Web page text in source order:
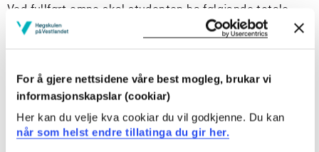
For å gjere nettsidene våre best mogleg, brukar vi
informasjonskapslar (cookiar)
Her kan du velje kva cookiar du vil godkjenne. Du kan
når som helst endre tillatinga du gir her.
Ved fullført emne skal studenten ha følgjande totale
læringsutbyte:
Kandidaten
har djupnekunnskap om verdigrunnlaget og mandatet
for skulen og skulen sin plass i samfunnet